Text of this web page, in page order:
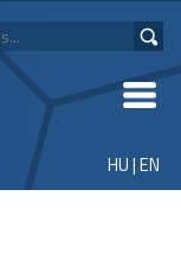
HU|EN